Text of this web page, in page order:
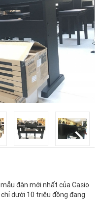
đàn mới nhất của Casio
dưới 10 triệu đồng đang